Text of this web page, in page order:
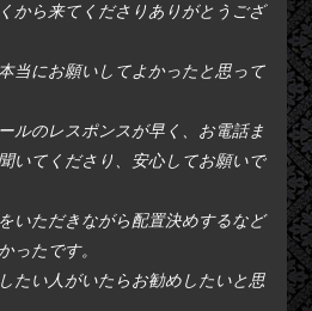
から来てくださりありがとうござ
当にお願いしてよかったと思って
ルのレスポンスが早く、お電話ま
いてくださり、安心してお願いで
いただきながら配置決めするなど
ったです。
たい人がいたらお勧めしたいと思